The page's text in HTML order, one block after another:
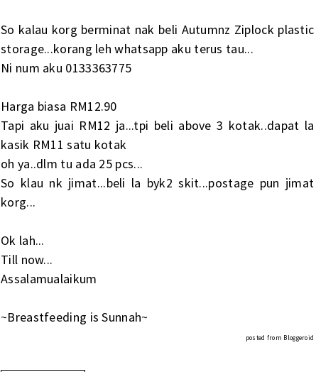
So kalau korg berminat nak beli Autumnz Ziplock plastic
storage...korang leh whatsapp aku terus tau...
Ni num aku 0133363775
Harga biasa RM12.90
Tapi aku juai RM12 ja...tpi beli above 3 kotak..dapat la
kasik RM11 satu kotak
oh ya..dlm tu ada 25 pcs...
So klau nk jimat...beli la byk2 skit...postage pun jimat
korg...
Ok lah...
Till now...
Assalamualaikum
~Breastfeeding is Sunnah~
posted from Bloggeroid